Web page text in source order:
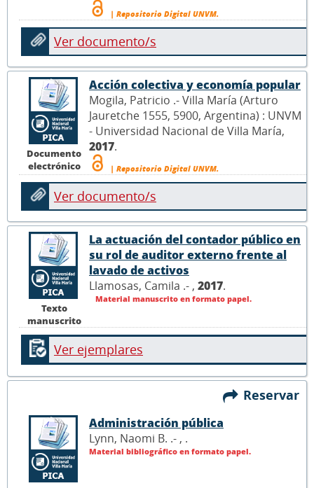
| Repositorio Digital UNVM.
Ver documento/s
Documento
electrónico
Acción colectiva y economía popular
Mogila, Patricio .- Villa María (Arturo
Jauretche 1555, 5900, Argentina) : UNVM
- Universidad Nacional de Villa María,
2017.
| Repositorio Digital UNVM.
Ver documento/s
Texto
manuscrito
La actuación del contador público en
su rol de auditor externo frente al
lavado de activos
Llamosas, Camila .- , 2017.
Material manuscrito en formato papel.
Ver ejemplares
Reservar
Administración pública
Lynn, Naomi B. .- , .
Material bibliográfico en formato papel.